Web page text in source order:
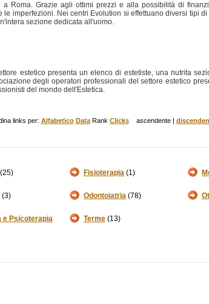
a Roma. Grazie agli ottimi prezzi e alla possibilità di
imperfezioni. Nei centri Evolution si effettuano diversi tipi
sezione dedicata all'uomo.
estetico presenta un elenco di estetiste, una nutrita
degli operatori professionali del settore estetico
del mondo dell'Estetica.
links per: Alfabetico DataRank Clicksascendente |
(25) Fisioterapia (1)
(3) Odontoiatria (78)
e Psicoterapia
Terme (13)